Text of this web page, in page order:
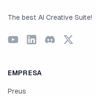
The best AI Creative Suite!
EMPRESA
Preus